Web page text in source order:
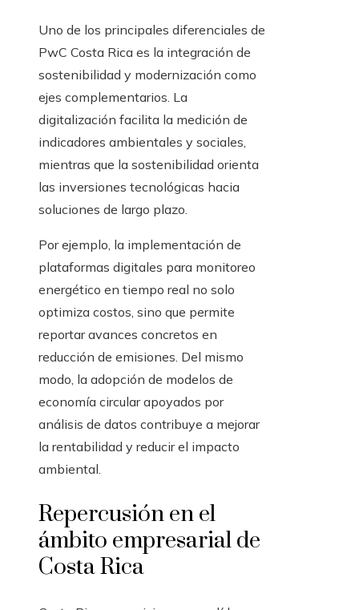
Uno de los principales diferenciales de
PwC Costa Rica es la integración de
sostenibilidad y modernización como
ejes complementarios. La
digitalización facilita la medición de
indicadores ambientales y sociales,
mientras que la sostenibilidad orienta
las inversiones tecnológicas hacia
soluciones de largo plazo.
Por ejemplo, la implementación de
plataformas digitales para monitoreo
energético en tiempo real no solo
optimiza costos, sino que permite
reportar avances concretos en
reducción de emisiones. Del mismo
modo, la adopción de modelos de
economía circular apoyados por
análisis de datos contribuye a mejorar
la rentabilidad y reducir el impacto
ambiental.
Repercusión en el
ámbito empresarial de
Costa Rica